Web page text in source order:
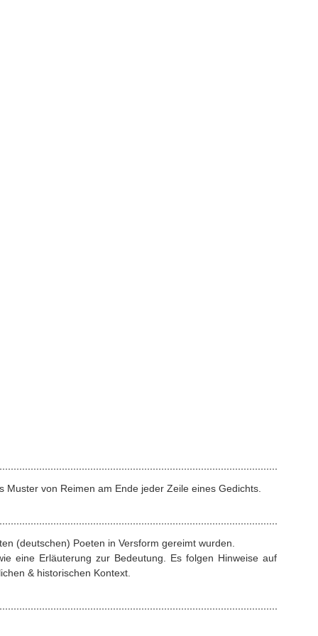
von Reimen am Ende jeder Zeile eines Gedichts.
(deutschen) Poeten in Versform gereimt wurden.
eine Erläuterung zur Bedeutung. Es folgen Hinweise auf
& historischen Kontext.